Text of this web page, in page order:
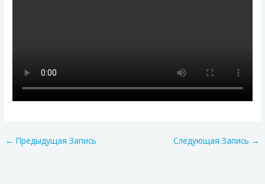
← Предыдущая Запись Следующая Запись →